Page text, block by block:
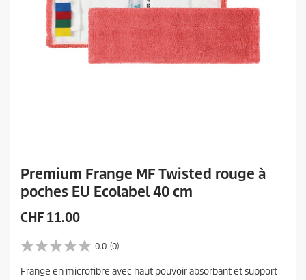
Premium Frange MF Twisted rouge à
poches EU Ecolabel 40 cm
P
i
CHF 11.00
0.0 (0)
0
0Frange en microfibre avec haut pouvoir absorbant et support